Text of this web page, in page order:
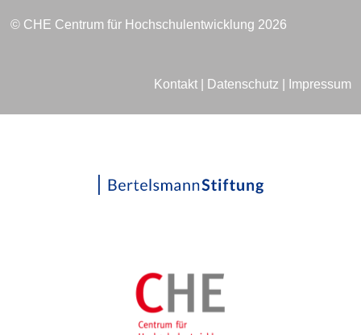
© CHE Centrum für Hochschulentwicklung 2026
Kontakt| Datenschutz Impressum